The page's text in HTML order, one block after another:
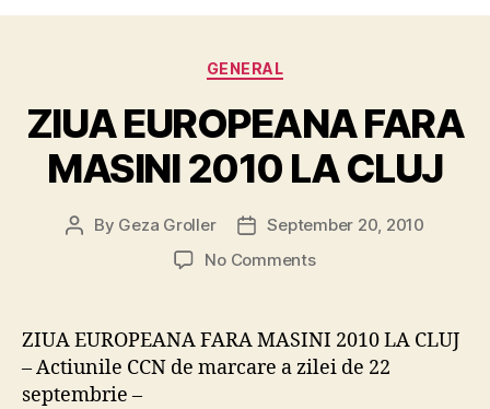
Categories
GENERAL
ZIUA EUROPEANA FARA
MASINI 2010 LA CLUJ
Post
By Geza Groller
PostSeptember 20, 2010
No Commentson
FARA
MASINI
2010
ZIUA EUROPEANA FARA MASINI 2010 LA CLUJ
– Actiunile CCN de marcare a zilei de 22
septembrie –